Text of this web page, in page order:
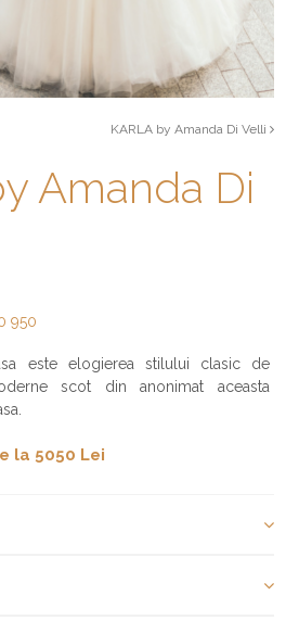
KARLA by Amanda Di Velli
Amanda Di
950
este elogierea stilului clasic de
scot din anonimat aceasta
la 5050 Lei